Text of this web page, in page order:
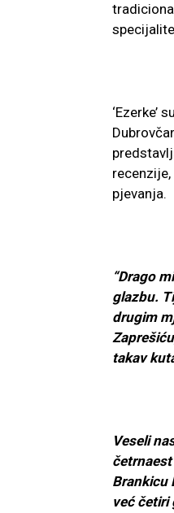
‘Ezerke’
pjevanja.
“Drago
glazbu.
drugim
takav
Veseli
Brankicu
već četiri